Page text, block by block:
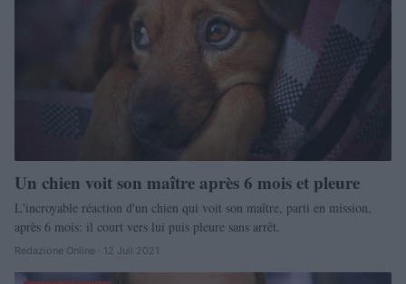
Un chien voit son maître après 6 mois et pleure
L'incroyable réaction d'un chien qui voit son maître, parti en mission,
après 6 mois: il court vers lui puis pleure sans arrêt.
Redazione Online · 12 Juil 2021